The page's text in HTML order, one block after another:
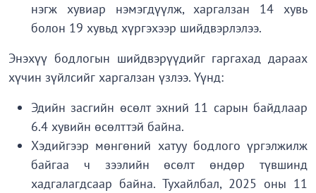
нэгж хувиар нэмэгдүүлж, харгалзан 14 хувь
болон 19 хувьд хүргэхээр шийдвэрлэлээ.
Энэхүү бодлогын шийдвэрүүдийг гаргахад дараах
хүчин зүйлсийг харгалзан үзлээ. Үүнд:
Эдийн засгийн өсөлт эхний 11 сарын байдлаар
6.4 хувийн өсөлттэй байна.
Хэдийгээр мөнгөний хатуу бодлого үргэлжилж
байгаа ч зээлийн өсөлт өндөр түвшинд
хадгалагдсаар байна. Тухайлбал, 2025 оны 11